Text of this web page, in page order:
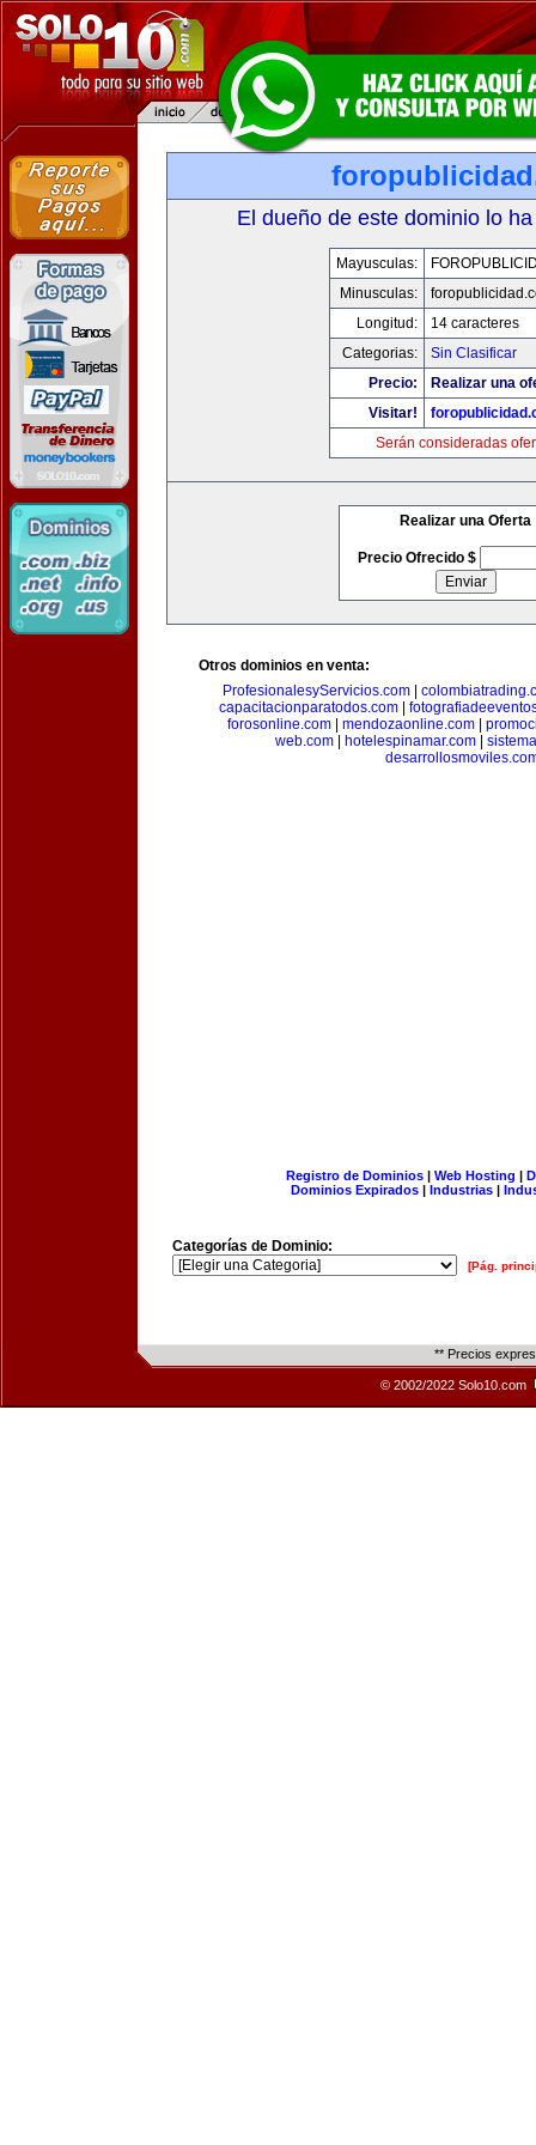
El dueño de este dominio lo
Mayusculas:
Minusculas:
Longitud:
14 caracteres
Categorias:
Sin Clasificar
Precio:
Realizar una
Visitar!
Serán consideradas
Realizar una Oferta
Precio Ofrecido $
Otros dominios en venta:
ProfesionalesyServicios.com
capacitacionparatodos.com
forosonline.com| mendozaonline.com|
web.com
hotelespinamar.com
Registro de Dominios| Web Hosting |
Dominios Expirados | Industrias |
Categorías de Dominio:
[Pág.
** Precios
© 2002/2022 Solo10.com